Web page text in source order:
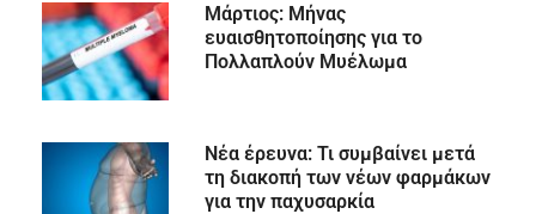
Μάρτιος: Μήνας
ευαισθητοποίησης για το
Πολλαπλούν Μυέλωμα
Νέα έρευνα: Τι συμβαίνει μετά
τη διακοπή των νέων φαρμάκων
για την παχυσαρκία